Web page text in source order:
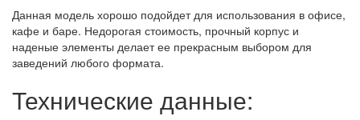
Данная модель хорошо подойдет для использования в офисе,
кафе и баре. Недорогая стоимость, прочный корпус и
наденые элементы делает ее прекрасным выбором для
заведений любого формата.
Технические данные: